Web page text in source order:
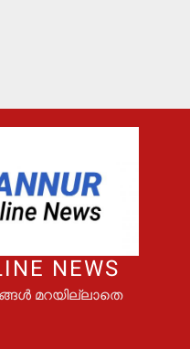
NEWS
മറയില്ലാതെ